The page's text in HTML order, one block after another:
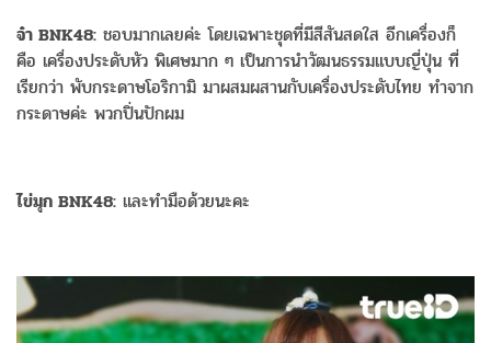
จ๋า BNK48: ชอบมากเลยค่ะ โดยเฉพาะชุดที่มีสีสันสดใส อีกเครื่องก็
คือ เครื่องประดับหัว พิเศษมาก ๆ เป็นการนำวัฒนธรรมแบบญี่ปุ่น ที่
เรียกว่า พับกระดาษโอริกามิ มาผสมผสานกับเครื่องประดับไทย ทำจาก
กระดาษค่ะ พวกปิ่นปักผม
ไข่มุก BNK48: และทำมือด้วยนะคะ